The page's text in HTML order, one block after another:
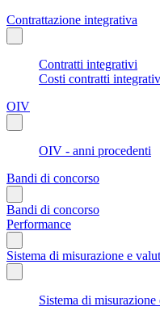
Contrattazione integrativa
Contratti integrativi
Costi contratti
OIV
OIV - anni procedenti
Bandi di concorso
Bandi di concorso
Performance
Sistema di misurazione e
Sistema di